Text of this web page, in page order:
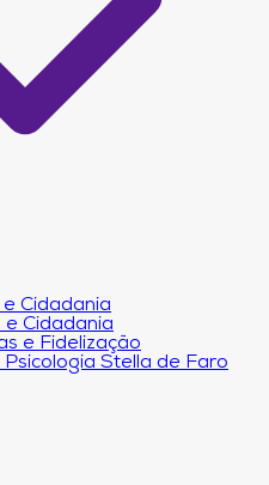
Cidadania
Cidadania
e Fidelização
Stella de Faro